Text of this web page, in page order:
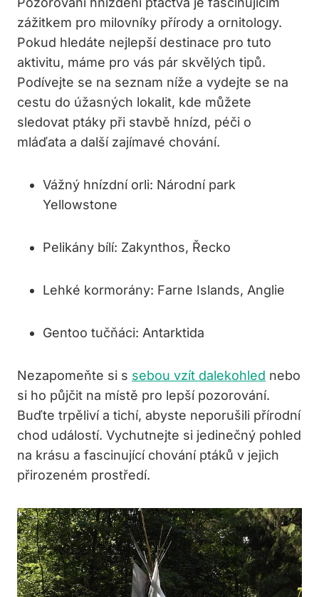
zážitkem pro milovníky přírody a ornitology.
Pokud hledáte nejlepší destinace pro tuto
aktivitu, máme pro vás pár skvělých tipů.
Podívejte se na seznam níže a vydejte se na
cestu do úžasných lokalit, kde můžete
sledovat ptáky při stavbě hnízd, péči o
mláďata a další zajímavé chování.
Vážný hnízdní orli: Národní park
Yellowstone
Pelikány bílí: Zakynthos, Řecko
Lehké kormorány: Farne Islands, Anglie
Gentoo tučňáci: Antarktida
Nezapomeňte si s sebou vzít dalekohled nebo
si ho půjčit na místě pro lepší pozorování.
Buďte trpěliví a tichí, abyste neporušili přírodní
chod událostí. Vychutnejte si jedinečný pohled
na krásu a fascinující chování ptáků v jejich
přirozeném prostředí.